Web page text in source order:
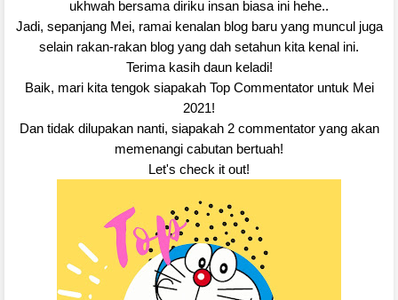
ukhwah bersama diriku insan biasa ini hehe..
Jadi, sepanjang Mei, ramai kenalan blog baru yang muncul juga
selain rakan-rakan blog yang dah setahun kita kenal ini.
Terima kasih daun keladi!
Baik, mari kita tengok siapakah Top Commentator untuk Mei
2021!
Dan tidak dilupakan nanti, siapakah 2 commentator yang akan
memenangi cabutan bertuah!
Let's check it out!